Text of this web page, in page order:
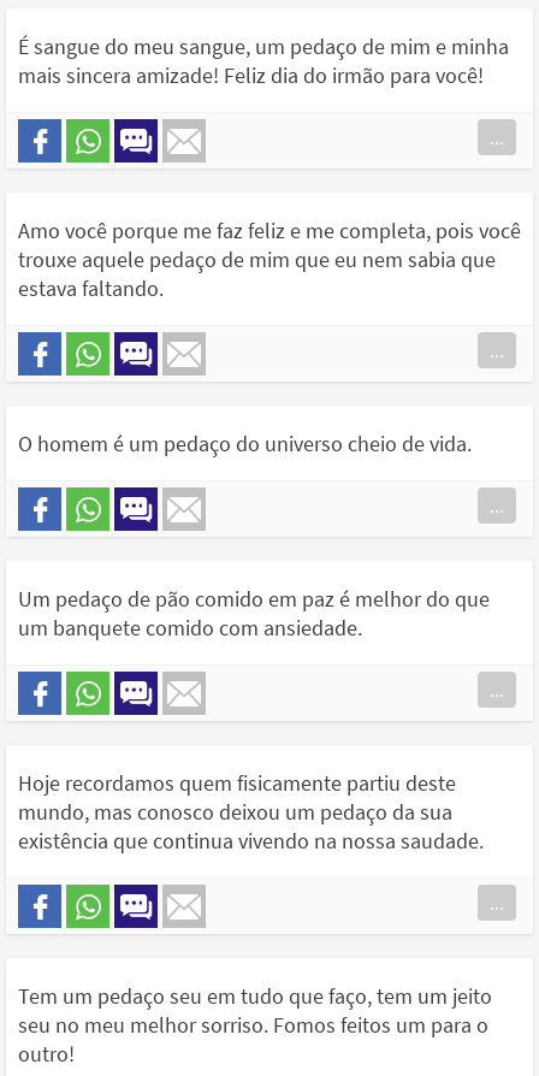
É sangue do meu sangue, um pedaço de mim e minha
mais sincera amizade! Feliz dia do irmão para você!
...
Amo você porque me faz feliz e me completa, pois você
trouxe aquele pedaço de mim que eu nem sabia que
estava faltando.
...
O homem é um pedaço do universo cheio de vida.
...
Um pedaço de pão comido em paz é melhor do que
um banquete comido com ansiedade.
...
Hoje recordamos quem fisicamente partiu deste
mundo, mas conosco deixou um pedaço da sua
existência que continua vivendo na nossa saudade.
...
Tem um pedaço seu em tudo que faço, tem um jeito
seu no meu melhor sorriso. Fomos feitos um para o
outro!